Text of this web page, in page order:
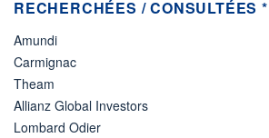
RECHERCHÉES / CONSULTÉES *
Amundi
Carmignac
Theam
Allianz Global Investors
Lombard Odier